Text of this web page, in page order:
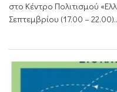
στο Κέντρο Πολιτισμού
Σεπτεμβρίου (17.00 –